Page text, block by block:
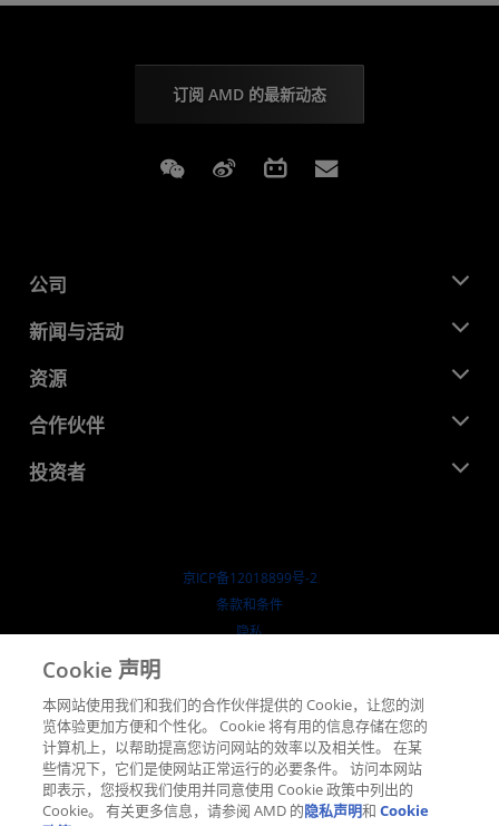
订阅 AMD 的最新动态
Weixin Weibo Bilibili
公司
关于 AMD
企业责任
就业机会
联系我们
新闻与活动
新闻中心
媒体库
资源
开发中心
成功案例
合作伙伴
AMD 合作伙伴中心
投资者
京ICP备12018899号-2
​条款和条件
隐私
公开公平竞争
英国税收策略
Cookie 政策
Cookie 设置
Cookie 声明
本网站使用我们和我们的合作伙伴提供的 Cookie，让您的浏
览体验更加方便和个性化。 Cookie 将有用的信息存储在您的
计算机上，以帮助提高您访问网站的效率以及相关性。 在某
些情况下，它们是使网站正常运行的必要条件。 访问本网站
即表示，您授权我们使用并同意使用 Cookie 政策中列出的
Cookie。 有关更多信息，请参阅 AMD 的隐私声明和Cookie